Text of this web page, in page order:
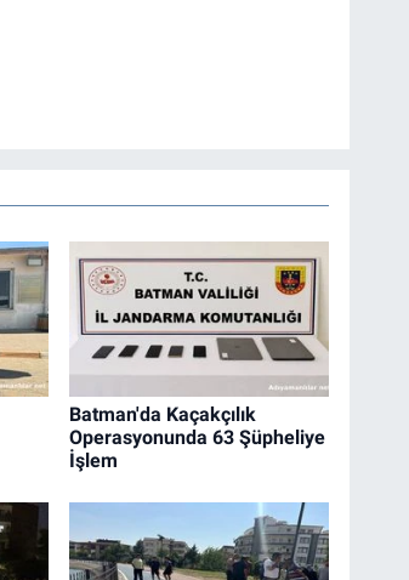
Batman'da Kaçakçılık
Operasyonunda 63 Şüpheliye
İşlem